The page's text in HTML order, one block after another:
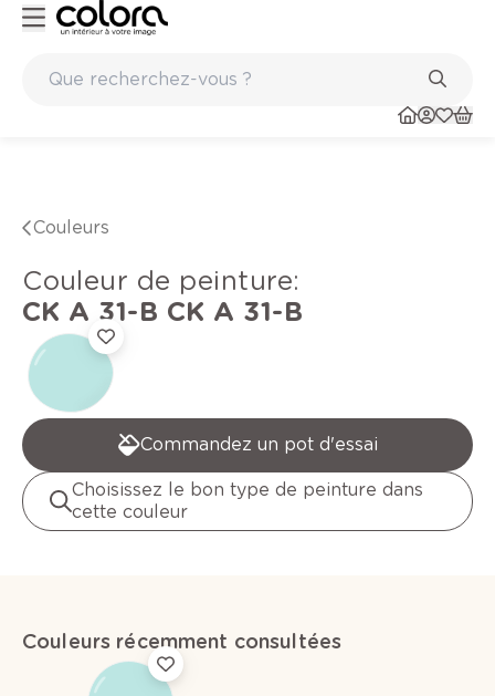
Couleurs
Couleur de peinture:
CK A 31-B CK A 31-B
Commandez un pot d'essai
Choisissez le bon type de peinture dans
cette couleur
Couleurs récemment consultées